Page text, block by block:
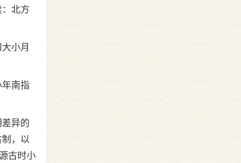
北方
小月
南指
异的
，以
古时小